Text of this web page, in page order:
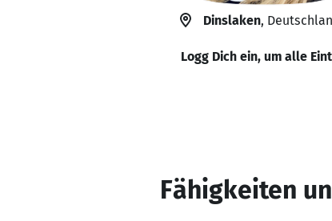
Dinslaken,
Logg Dich ein, um alle
Fähigkeiten